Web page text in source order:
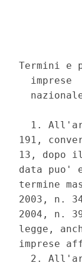
Termini e
imprese
1.
191,
13, dopo
data puo'
termine
2003, n.
2004, n.
legge,
imprese
2.